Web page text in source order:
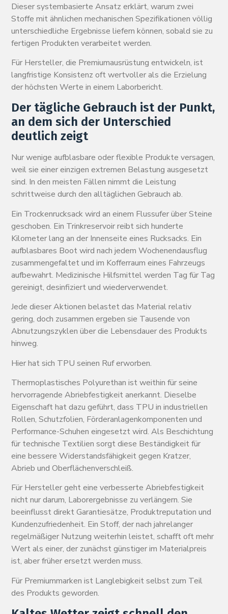
Dieser systembasierte Ansatz erklärt, warum zwei
Stoffe mit ähnlichen mechanischen Spezifikationen völlig
unterschiedliche Ergebnisse liefern können, sobald sie zu
fertigen Produkten verarbeitet werden.
Für Hersteller, die Premiumausrüstung entwickeln, ist
langfristige Konsistenz oft wertvoller als die Erzielung
der höchsten Werte in einem Laborbericht.
Der tägliche Gebrauch ist der Punkt,
an dem sich der Unterschied
deutlich zeigt
Nur wenige aufblasbare oder flexible Produkte versagen,
weil sie einer einzigen extremen Belastung ausgesetzt
sind. In den meisten Fällen nimmt die Leistung
schrittweise durch den alltäglichen Gebrauch ab.
Ein Trockenrucksack wird an einem Flussufer über Steine
geschoben. Ein Trinkreservoir reibt sich hunderte
Kilometer lang an der Innenseite eines Rucksacks. Ein
aufblasbares Boot wird nach jedem Wochenendausflug
zusammengefaltet und im Kofferraum eines Fahrzeugs
aufbewahrt. Medizinische Hilfsmittel werden Tag für Tag
gereinigt, desinfiziert und wiederverwendet.
Jede dieser Aktionen belastet das Material relativ
gering, doch zusammen ergeben sie Tausende von
Abnutzungszyklen über die Lebensdauer des Produkts
hinweg.
Hier hat sich TPU seinen Ruf erworben.
Thermoplastisches Polyurethan ist weithin für seine
hervorragende Abriebfestigkeit anerkannt. Dieselbe
Eigenschaft hat dazu geführt, dass TPU in industriellen
Rollen, Schutzfolien, Förderanlagenkomponenten und
Performance-Schuhen eingesetzt wird. Als Beschichtung
für technische Textilien sorgt diese Beständigkeit für
eine bessere Widerstandsfähigkeit gegen Kratzer,
Abrieb und Oberflächenverschleiß.
Für Hersteller geht eine verbesserte Abriebfestigkeit
nicht nur darum, Laborergebnisse zu verlängern. Sie
beeinflusst direkt Garantiesätze, Produktreputation und
Kundenzufriedenheit. Ein Stoff, der nach jahrelanger
regelmäßiger Nutzung weiterhin leistet, schafft oft mehr
Wert als einer, der zunächst günstiger im Materialpreis
ist, aber früher ersetzt werden muss.
Für Premiummarken ist Langlebigkeit selbst zum Teil
des Produkts geworden.